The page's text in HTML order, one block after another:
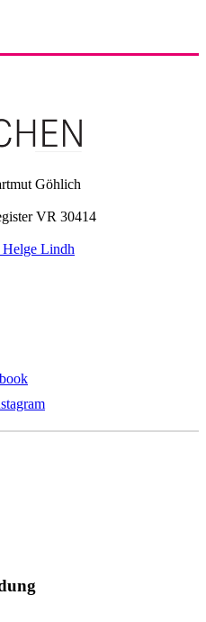
Göhlich
VR 30414
Lindh